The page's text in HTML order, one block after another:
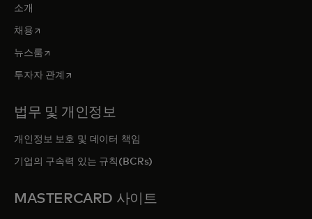
소개
채용새 탭에서 열림
뉴스룸새 탭에서 열림
투자자 관계 새 탭에서 열림
법무 및 개인정보
개인정보 보호 및 데이터 책임
기업의 구속력 있는 규칙(BCRs)
MASTERCARD 사이트